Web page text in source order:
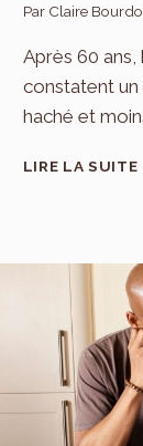
Par Claire
Après 60
constatent un
haché et
LIRE LA SUITE